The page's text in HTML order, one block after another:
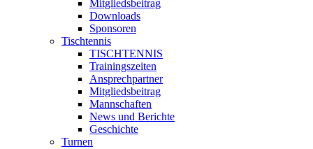
Mitgliedsbeitrag
Downloads
Sponsoren
Tischtennis
TISCHTENNIS
Trainingszeiten
Ansprechpartner
Mitgliedsbeitrag
Mannschaften
News und Berichte
Geschichte
Turnen